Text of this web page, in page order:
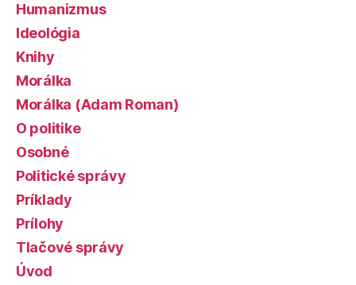
Humanizmus
Ideológia
Knihy
Morálka
Morálka (Adam Roman)
O politike
Osobné
Politické správy
Príklady
Prílohy
Tlačové správy
Úvod